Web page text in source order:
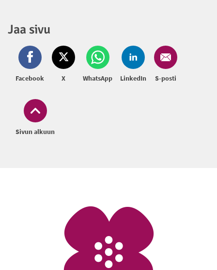
Sivun alkuun
Jaa sivu
Facebook X WhatsApp LinkedIn S-posti